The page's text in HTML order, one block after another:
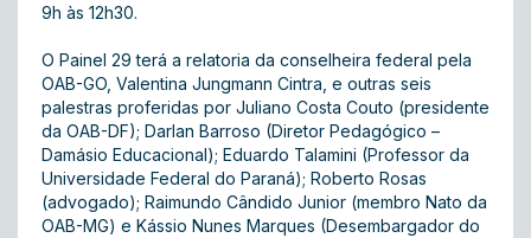
9h às 12h30.
O Painel 29 terá a relatoria da conselheira federal pela
OAB-GO, Valentina Jungmann Cintra , e outras seis
palestras proferidas por Juliano Costa Couto (presidente
da OAB-DF); Darlan Barroso (Diretor Pedagógico –
Damásio Educacional); Eduardo Talamini (Professor da
Universidade Federal do Paraná); Roberto Rosas
(advogado); Raimundo Cândido Junior (membro Nato da
OAB-MG) e Kássio Nunes Marques (Desembargador do